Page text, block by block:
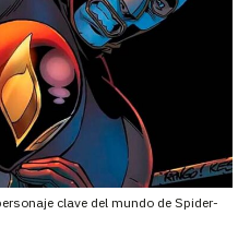
clave del mundo de Spider-